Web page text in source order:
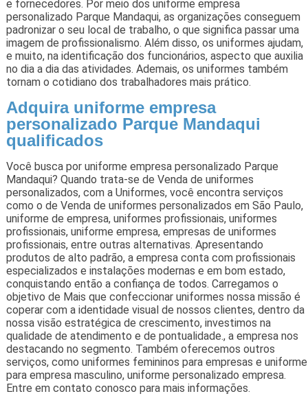
e fornecedores. Por meio dos uniforme empresa
personalizado Parque Mandaqui, as organizações conseguem
padronizar o seu local de trabalho, o que significa passar uma
imagem de profissionalismo. Além disso, os uniformes ajudam,
e muito, na identificação dos funcionários, aspecto que auxilia
no dia a dia das atividades. Ademais, os uniformes também
tornam o cotidiano dos trabalhadores mais prático.
Adquira uniforme empresa
personalizado Parque Mandaqui
qualificados
Você busca por uniforme empresa personalizado Parque
Mandaqui? Quando trata-se de Venda de uniformes
personalizados, com a Uniformes, você encontra serviços
como o de Venda de uniformes personalizados em São Paulo,
uniforme de empresa, uniformes profissionais, uniformes
profissionais, uniforme empresa, empresas de uniformes
profissionais, entre outras alternativas. Apresentando
produtos de alto padrão, a empresa conta com profissionais
especializados e instalações modernas e em bom estado,
conquistando então a confiança de todos. Carregamos o
objetivo de Mais que confeccionar uniformes nossa missão é
coperar com a identidade visual de nossos clientes, dentro da
nossa visão estratégica de crescimento, investimos na
qualidade de atendimento e de pontualidade., a empresa nos
destacando no segmento. Também oferecemos outros
serviços, como uniformes femininos para empresas e uniforme
para empresa masculino, uniforme personalizado empresa.
Entre em contato conosco para mais informações.